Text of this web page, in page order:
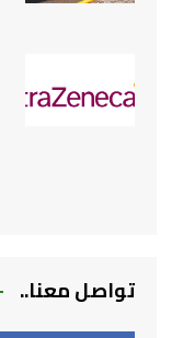
تواصل معنا..